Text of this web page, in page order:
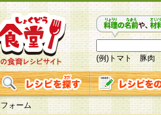
(例)トマト 豚肉
ォーム